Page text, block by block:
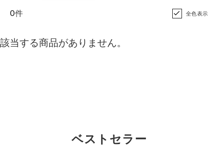
0件 全色表示
該当する商品がありません。
ベストセラー